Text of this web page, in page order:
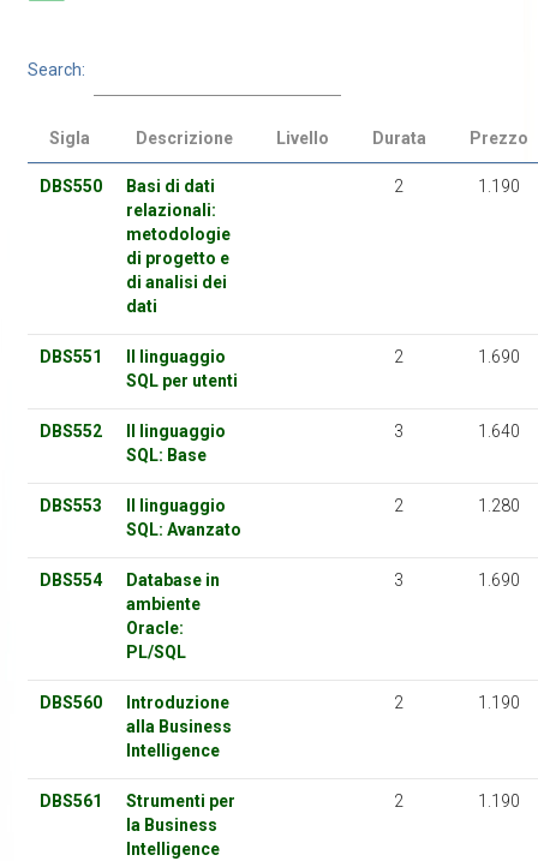
Search:
Sigla Descrizione Livello Durata Prezzo
DBS550
Basi di dati
relazionali:
metodologie
di progetto e
di analisi dei
dati
2 1.190
DBS551
Il linguaggio
SQL per utenti
2 1.690
DBS552
Il linguaggio
SQL: Base
3 1.640
DBS553
Il linguaggio
SQL: Avanzato
2 1.280
DBS554
Database in
ambiente
Oracle:
PL/SQL
3 1.690
DBS560
Introduzione
alla Business
Intelligence
2 1.190
DBS561
Strumenti per
la Business
Intelligence
2 1.190